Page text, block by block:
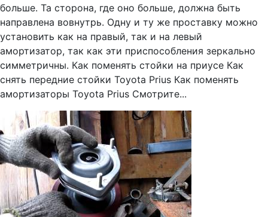
больше. Та сторона, где оно больше, должна быть
направлена вовнутрь. Одну и ту же проставку можно
установить как на правый, так и на левый
амортизатор, так как эти приспособления зеркально
симметричны. Как поменять стойки на приусе Как
снять передние стойки Toyota Prius Как поменять
амортизаторы Toyota Prius Смотрите...